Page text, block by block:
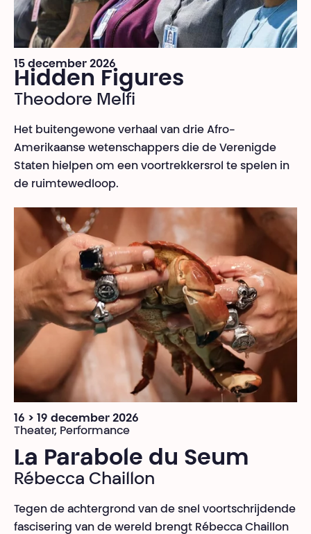
15 december 2026
Hidden Figures
Theodore Melfi
Het buitengewone verhaal van drie Afro-
Amerikaanse wetenschappers die de Verenigde
Staten hielpen om een voortrekkersrol te spelen in
de ruimtewedloop.
16 > 19 december 2026
Theater, Performance
La Parabole du Seum
Rébecca Chaillon
Tegen de achtergrond van de snel voortschrijdende
fascisering van de wereld brengt Rébecca Chaillon